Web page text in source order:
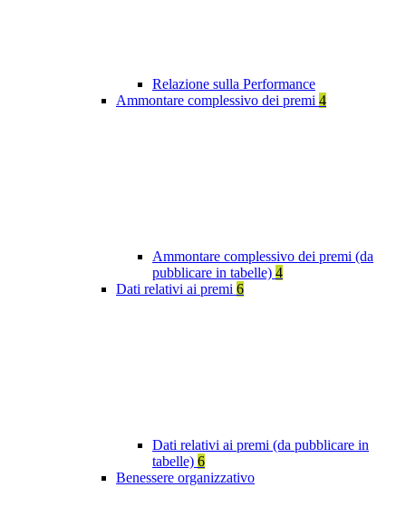
Relazione sulla Performance
Ammontare complessivo dei premi 4
Ammontare complessivo dei premi (da
pubblicare in tabelle) 4
Dati relativi ai premi 6
Dati relativi ai premi (da pubblicare in
tabelle) 6
Benessere organizzativo